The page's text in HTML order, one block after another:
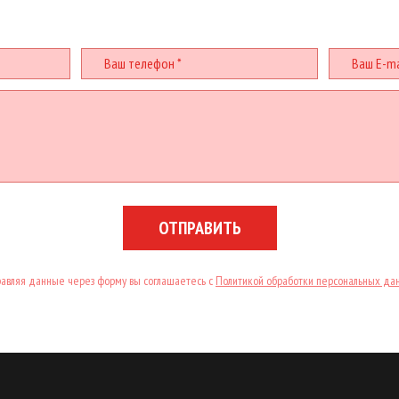
ОТПРАВИТЬ
данные через форму вы соглашаетесь с Политикой обработки персональных